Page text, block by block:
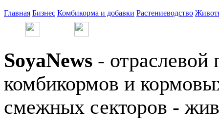
Главная Бизнес Комбикорма и добавки Растениеводство
SoyaNews - отраслевой
комбикормов и
смежных секторов -